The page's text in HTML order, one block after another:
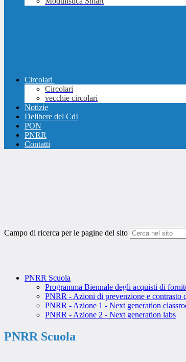
Circolari
Circolari
vecchie circolari
Notizie
Delibere del CdI
PON
PNRR
Contatti
Campo di ricerca per le pagine del sito
PNRR Scuola
Programma Biennale degli acquisti di
PNRR - Azioni di prevenzione e contrasto
PNRR - Azione 1 - Next generation
PNRR - Azione 2 - Next generation labs
PNRR Scuola